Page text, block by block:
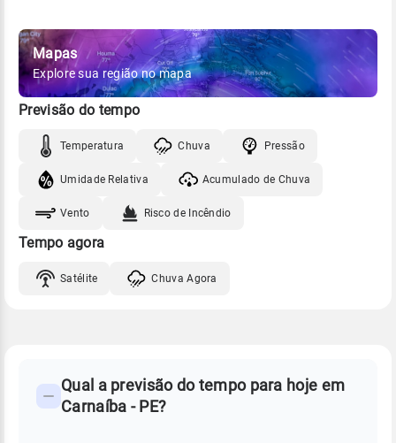
Mapas
Explore sua região no mapa
Previsão do tempo
Temperatura Chuva Pressão
Umidade Relativa Acumulado de Chuva
Vento Risco de Incêndio
Tempo agora
Satélite Chuva Agora
PREVISÃO
TEMPO
Perguntas
Qual a previsão do tempo para hoje em
Carnaíba - PE?